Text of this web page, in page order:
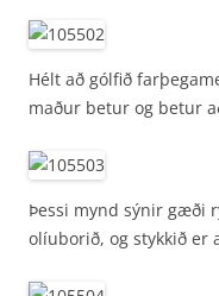
Hélt að gólfið
maður betur og betur
Þessi mynd sýnir gæði
olíuborið, og stykkið